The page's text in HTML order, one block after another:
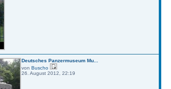
Deutsches Panzermuseum Mu...
von Buscho
26. August 2012, 22:19